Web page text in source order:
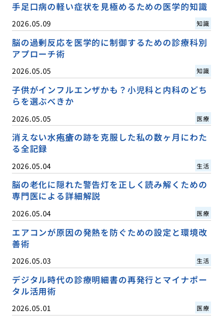
手足口病の軽い症状を見極めるための医学的知識
2026.05.09 知識
脳の過剰反応を医学的に制御するための診療科別
アプローチ術
2026.05.05 知識
子供がインフルエンザかも？小児科と内科のどち
らを選ぶべきか
2026.05.05 医療
消えない水疱瘡の跡を克服した私の数ヶ月にわた
る全記録
2026.05.04 生活
脳の老化に隠れた警告灯を正しく読み解くための
専門医による詳細解説
2026.05.04 医療
エアコンが原因の発熱を防ぐための設定と環境改
善術
2026.05.03 生活
デジタル時代の診療明細書の再発行とマイナポー
タル活用術
2026.05.01 医療